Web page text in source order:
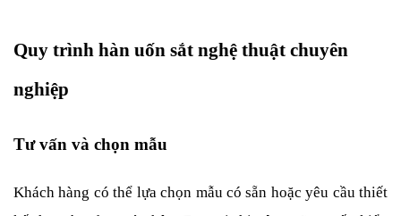
Quy trình hàn uốn sắt nghệ thuật chuyên
nghiệp
Tư vấn và chọn mẫu
Khách hàng có thể lựa chọn mẫu có sẵn hoặc yêu cầu thiết